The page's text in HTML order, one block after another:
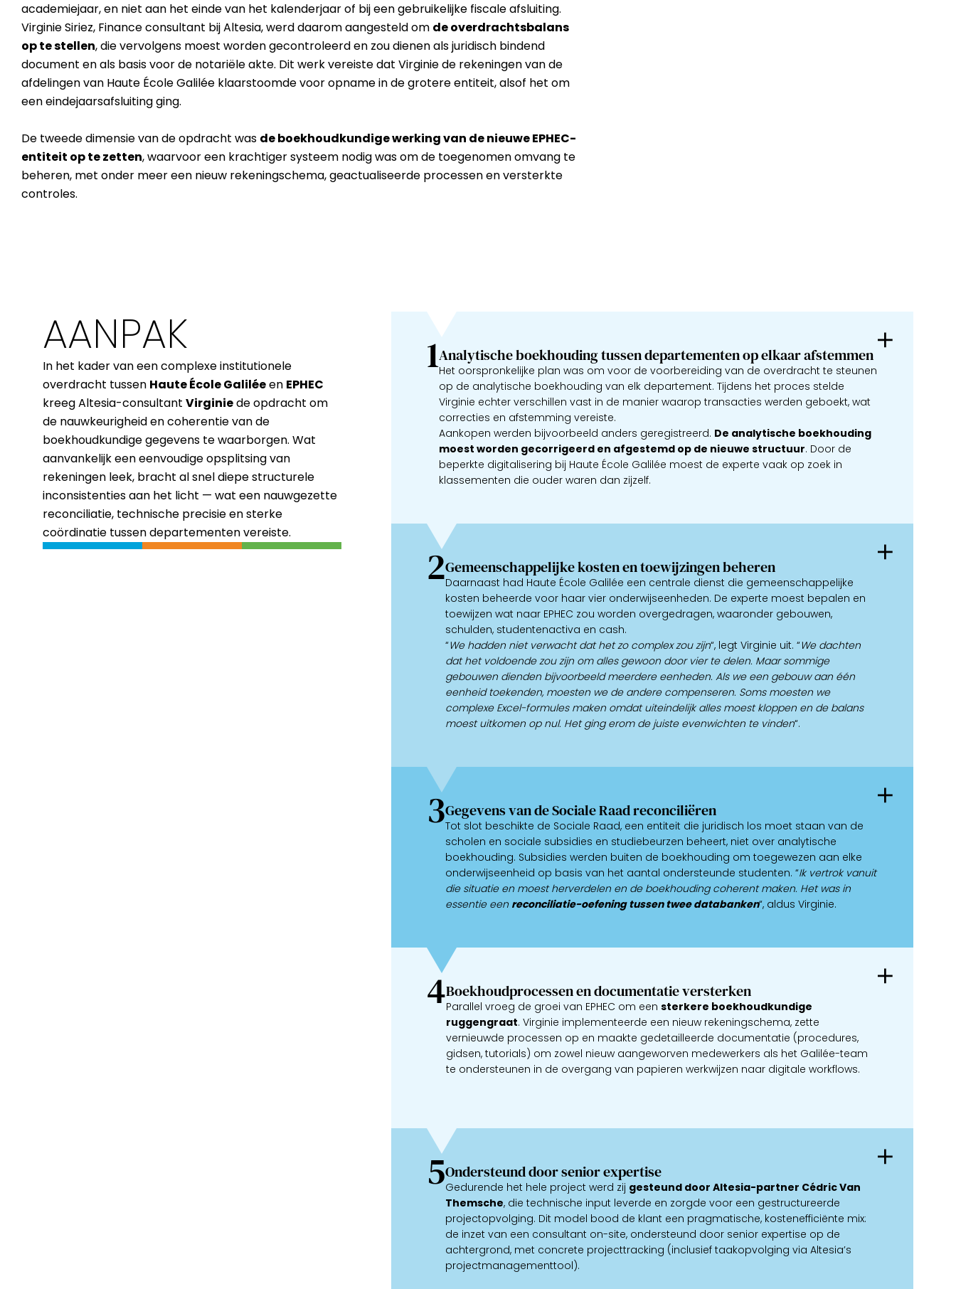
academiejaar, en niet aan het einde van het kalenderjaar of bij een gebruikelijke fiscale afsluiting.
Virginie Siriez, Finance consultant bij Altesia, werd daarom aangesteld om de overdrachtsbalans
op te stellen,die vervolgens moest worden gecontroleerd en zou dienen als juridisch bindend
document en als basis voor de notariële akte. Dit werk vereiste dat Virginie de rekeningen van de
afdelingen van Haute École Galilée klaarstoomde voor opname in de grotere entiteit, alsof het om
een eindejaarsafsluiting ging.
De tweede dimensie van de opdracht was de boekhoudkundige werking van de nieuwe EPHEC-
entiteit op te zetten, waarvoor een krachtiger systeem nodig was om de toegenomen omvang te
beheren, met onder meer een nieuw rekeningschema, geactualiseerde processen en versterkte
controles.
AANPAK
In het kader van een complexe institutionele
overdracht tussen Haute École Galiléeen EPHEC
kreeg Altesia-consultant Virginiede opdracht om
de nauwkeurigheid en coherentie van de
boekhoudkundige gegevens te waarborgen. Wat
aanvankelijk een eenvoudige opsplitsing van
rekeningen leek, bracht al snel diepe structurele
inconsistenties aan het licht — wat een nauwgezette
reconciliatie, technische precisie en sterke
coördinatie tussen departementen vereiste.
1Analytische boekhouding tussen departementen op elkaar afstemmen
Het oorspronkelijke plan was om voor de voorbereiding van de overdracht te steunen
op de analytische boekhouding van elk departement. Tijdens het proces stelde
Virginie echter verschillen vast in de manier waarop transacties werden geboekt, wat
correcties en afstemming vereiste.
Aankopen werden bijvoorbeeld anders geregistreerd. De analytische boekhouding
moest worden gecorrigeerd en afgestemd op de nieuwe structuur. Door de
beperkte digitalisering bij Haute École Galilée moest de experte vaak op zoek in
klassementen die ouder waren dan zijzelf.
2Gemeenschappelijke kosten en toewijzingen beheren
Daarnaast had Haute École Galilée een centrale dienst die gemeenschappelijke
kosten beheerde voor haar vier onderwijseenheden. De experte moest bepalen en
toewijzen wat naar EPHEC zou worden overgedragen, waaronder gebouwen,
schulden, studentenactiva en cash.
“We hadden niet verwacht dat het zo complex zou zijn“, legt Virginie uit. “We dachten
dat het voldoende zou zijn om alles gewoon door vier te delen. Maar sommige
gebouwen dienden bijvoorbeeld meerdere eenheden. Als we een gebouw aan één
eenheid toekenden, moesten we de andere compenseren. Soms moesten we
complexe Excel-formules maken omdat uiteindelijk alles moest kloppen en de balans
moest uitkomen op nul. Het ging erom de juiste evenwichten te vinden“.
3Gegevens van de Sociale Raad reconciliëren
Tot slot beschikte de Sociale Raad, een entiteit die juridisch los moet staan van de
scholen en sociale subsidies en studiebeurzen beheert, niet over analytische
boekhouding. Subsidies werden buiten de boekhouding om toegewezen aan elke
onderwijseenheid op basis van het aantal ondersteunde studenten. “Ik vertrok vanuit
die situatie en moest herverdelen en de boekhouding coherent maken. Het was in
essentie een reconciliatie-oefening tussen twee databanken“, aldus Virginie.
4Boekhoudprocessen en documentatie versterken
Parallel vroeg de groei van EPHEC om een sterkere boekhoudkundige
ruggengraat. Virginie implementeerde een nieuw rekeningschema, zette
vernieuwde processen op en maakte gedetailleerde documentatie (procedures,
gidsen, tutorials) om zowel nieuw aangeworven medewerkers als het Galilée-team
te ondersteunen in de overgang van papieren werkwijzen naar digitale workflows.
5Ondersteund door senior expertise
Gedurende het hele project werd zij gesteund door Altesia-partner Cédric Van
Themsche, die technische input leverde en zorgde voor een gestructureerde
projectopvolging. Dit model bood de klant een pragmatische, kostenefficiënte mix:
de inzet van een consultant on-site, ondersteund door senior expertise op de
achtergrond, met concrete projecttracking (inclusief taakopvolging via Altesia’s
projectmanagementtool).